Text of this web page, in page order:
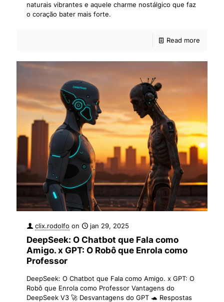
naturais vibrantes e aquele charme nostálgico que faz
o coração bater mais forte.
Read more
clix.rodolfo on jan 29, 2025
DeepSeek: O Chatbot que Fala como
Amigo. x GPT: O Robô que Enrola como
Professor
DeepSeek: O Chatbot que Fala como Amigo. x GPT: O
Robô que Enrola como Professor Vantagens do
DeepSeek V3 🚀 Desvantagens do GPT 🐢 Respostas